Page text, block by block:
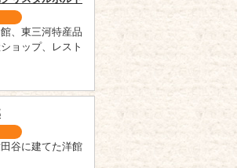
、東三河特産品
ョップ、レスト
谷に建てた洋館